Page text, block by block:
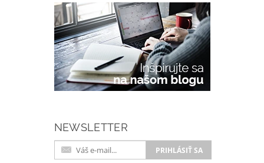
NEWSLETTER